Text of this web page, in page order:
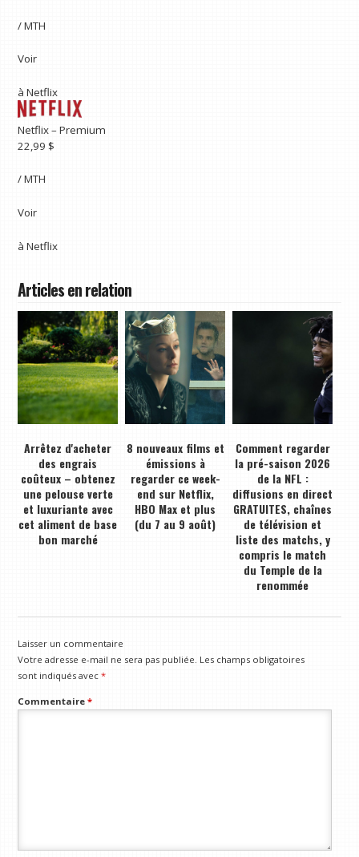
/ MTH
Voir
àNetflix
Netflix – Premium
22,99 $
/ MTH
Voir
àNetflix
Articles en relation
Arrêtez d'acheter
des engrais
coûteux – obtenez
une pelouse verte
et luxuriante avec
cet aliment de base
bon marché
8 nouveaux films et
émissions à
regarder ce week-
end sur Netflix,
HBO Max et plus
(du 7 au 9 août)
Comment regarder
la pré-saison 2026
de la NFL :
diffusions en direct
GRATUITES, chaînes
de télévision et
liste des matchs, y
compris le match
du Temple de la
renommée
Laisser un commentaire
Votre adresse e-mail ne sera pas publiée. Les champs obligatoires
sont indiqués avec*
Commentaire*